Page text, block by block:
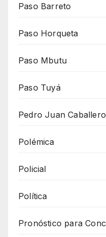
Paso Barreto
Paso Horqueta
Paso Mbutu
Paso Tuyá
Pedro Juan Caballero
Polémica
Policial
Política
Pronóstico para